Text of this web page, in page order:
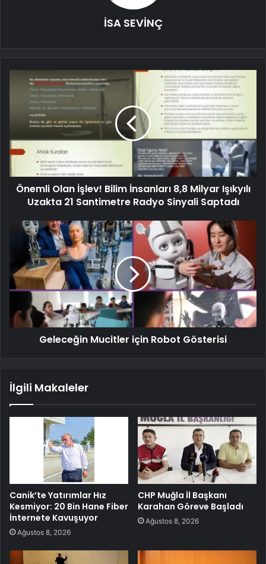
İSA SEVİNÇ
Önemli Olan İşlev! Bilim İnsanları 8,8 Milyar Işıkyılı
Uzakta 21 Santimetre Radyo Sinyali Saptadı
Geleceğin Mucitler için Robot Gösterisi
İlgili Makaleler
Canik’te Yatırımlar Hız
Kesmiyor: 20 Bin Hane Fiber
İnternete Kavuşuyor
Ağustos 8, 2026
CHP Muğla İl Başkanı
Karahan Göreve Başladı
Ağustos 8, 2026